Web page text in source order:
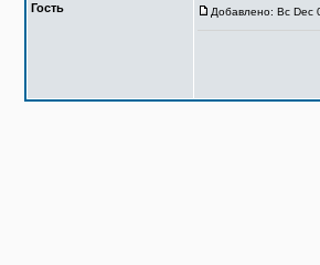
Гость Добавлено: Вс Dec